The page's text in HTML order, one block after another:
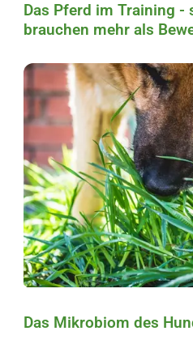
Das Pferd im Training -
brauchen mehr als
Das Mikrobiom des